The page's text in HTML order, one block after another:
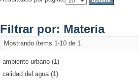
Filtrar por: Materia
Mostrando ítems 1-10 de 1
ambiente urbano (1)
calidad del agua (1)